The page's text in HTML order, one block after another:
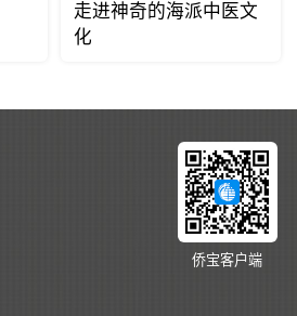
走进神奇的海派中医文
化
侨宝客户端